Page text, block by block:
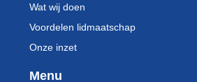
Wat wij doen
Voordelen lidmaatschap
Onze inzet
Menu